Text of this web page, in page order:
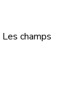
Les champs